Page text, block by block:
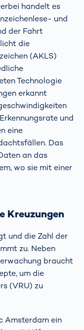
handelt es
und
der Fahrt
die
(AKLS)
Technologie
erkannt
und
eine
Das
an das
wo sie mit einer
Kreuzungen
und die Zahl der
zu. Neben
braucht
um die
(VRU) zu
Amsterdam ein